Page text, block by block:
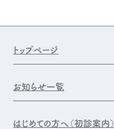
トップページ
お知らせ一覧
はじめての方へ（初診案内）